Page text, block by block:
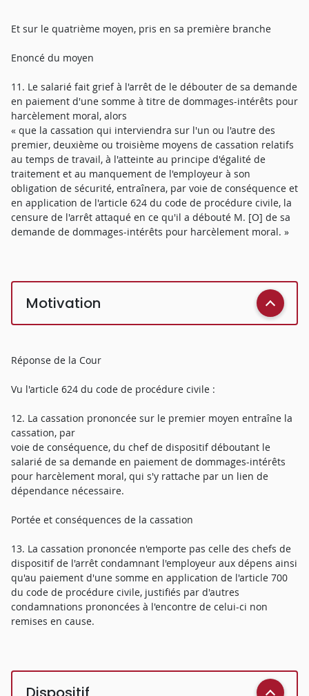
Et sur le quatrième moyen, pris en sa première branche
Enoncé du moyen
11. Le salarié fait grief à l'arrêt de le débouter de sa demande
en paiement d'une somme à titre de dommages-intérêts pour
harcèlement moral, alors
« que la cassation qui interviendra sur l'un ou l'autre des
premier, deuxième ou troisième moyens de cassation relatifs
au temps de travail, à l'atteinte au principe d'égalité de
traitement et au manquement de l'employeur à son
obligation de sécurité, entraînera, par voie de conséquence et
en application de l'article 624 du code de procédure civile, la
censure de l'arrêt attaqué en ce qu'il a débouté M. [O] de sa
demande de dommages-intérêts pour harcèlement moral. »
Motivation
Réponse de la Cour
Vu l'article 624 du code de procédure civile :
12. La cassation prononcée sur le premier moyen entraîne la
cassation, par
voie de conséquence, du chef de dispositif déboutant le
salarié de sa demande en paiement de dommages-intérêts
pour harcèlement moral, qui s'y rattache par un lien de
dépendance nécessaire.
Portée et conséquences de la cassation
13. La cassation prononcée n'emporte pas celle des chefs de
dispositif de l'arrêt condamnant l'employeur aux dépens ainsi
qu'au paiement d'une somme en application de l'article 700
du code de procédure civile, justifiés par d'autres
condamnations prononcées à l'encontre de celui-ci non
remises en cause.